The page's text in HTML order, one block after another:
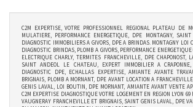
C2M EXPERTISE, VOTRE PROFESSIONNEL REGIONAL PLATEAU DE
MULATIERE, PERFORMANCE ENERGETIQUE, DPE MONTAGNY,
DIAGNOSTIC IMMOBILIERS A GIVORS, DPE A BRINDAS. MONTAGNY LOI
DIAGNOSTIC BRINDAS, PLOMB A GIVORS, PERFORMANCE
ELECTRIQUE CHARLY, TERMITES FRANCHEVILLE, DPE CHAPONOST,
SAINT ANDEOL LE CHATEAU, EXPERT IMMOBILIER A
DIAGNOSTIC DPE, ECHALLAS EXPERTISE, AMIANTE AVANTE
BRIGNAIS, PLOMB A MORNANT, DPE AVANT LOCATION A
GENIS LAVAL, LOI BOUTIN, DPE MORNANT, AMIANTE AVANT VENTE
C2M EXPERTISE DIAGNOSTIQUE VOTRE LOGEMENT EN REGION LYON 69
VAUGNERAY FRANCHEVILLE ET BRIGNAIS, SAINT GENIS LAVAL, DPE